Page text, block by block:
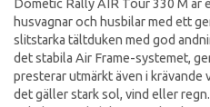
Dometic Rally AIR Tour 330 M
husvagnar och husbilar med ett
slitstarka tältduken med god
det stabila Air Frame-systemet,
presterar utmärkt även i
det gäller stark sol, vind eller